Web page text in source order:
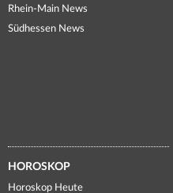
Rhein-Main News
Südhessen News
HOROSKOP
Horoskop Heute